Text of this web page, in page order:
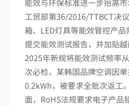
工贸部第36/2016/TTBCT决
箱、LED灯具等能效管控产
提交能效测试报告，并加贴越
2025年新规将能效测试频率
次必检，某韩国品牌空调因
0.2kWh，被要求全批次返工
面，RoHS法规要求电子产品